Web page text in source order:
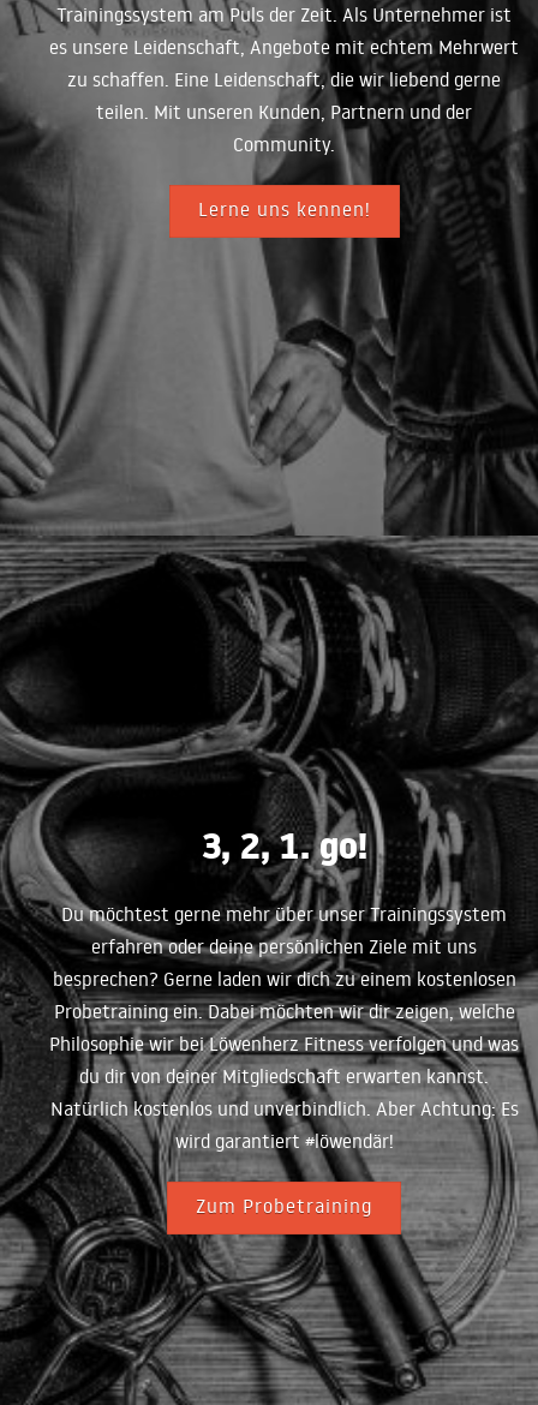
Trainingssystem am Puls der Zeit. Als Unternehmer ist
es unsere Leidenschaft, Angebote mit echtem Mehrwert
zu schaffen. Eine Leidenschaft, die wir liebend gerne
teilen. Mit unseren Kunden, Partnern und der
Community.
Lerne uns kennen!
3, 2, 1. go!
Du möchtest gerne mehr über unser Trainingssystem
erfahren oder deine persönlichen Ziele mit uns
besprechen? Gerne laden wir dich zu einem kostenlosen
Probetraining ein. Dabei möchten wir dir zeigen, welche
Philosophie wir bei Löwenherz Fitness verfolgen und was
du dir von deiner Mitgliedschaft erwarten kannst.
Natürlich kostenlos und unverbindlich. Aber Achtung: Es
wird garantiert #löwendär!
Zum Probetraining